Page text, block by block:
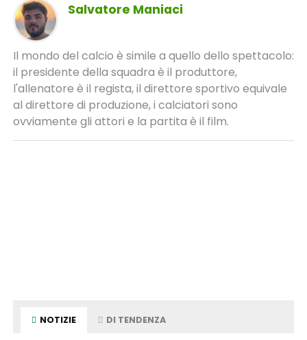
Salvatore Maniaci
Il mondo del calcio è simile a quello dello spettacolo:
il presidente della squadra è il produttore,
l'allenatore è il regista, il direttore sportivo equivale
al direttore di produzione, i calciatori sono
ovviamente gli attori e la partita è il film.
NOTIZIE DI TENDENZA